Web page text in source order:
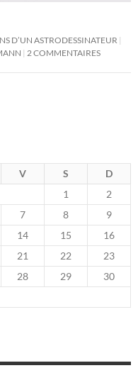
D’UN ASTRODESSINATEUR
2 COMMENTAIRES
V S
D
1
2
7 8
9
14 15
16
21 22
23
28 29
30